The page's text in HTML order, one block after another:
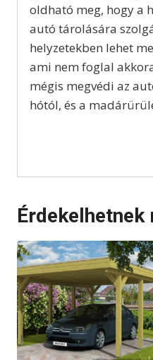
oldható meg, hogy a
autó tárolására
helyzetekben lehet
ami nem foglal
mégis megvédi az
hótól, és a
Érdekelhetnek